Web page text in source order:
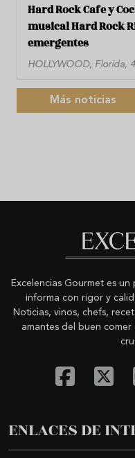
Hard Rock Cafe y
musical Hard Rock
emergentes
HOLLYWOOD, Florida,
Más noticias
Excelencias Gourmet es
informa con rigor y
Noticias, vinos, chefs,
amantes del buen
ENLACES DE